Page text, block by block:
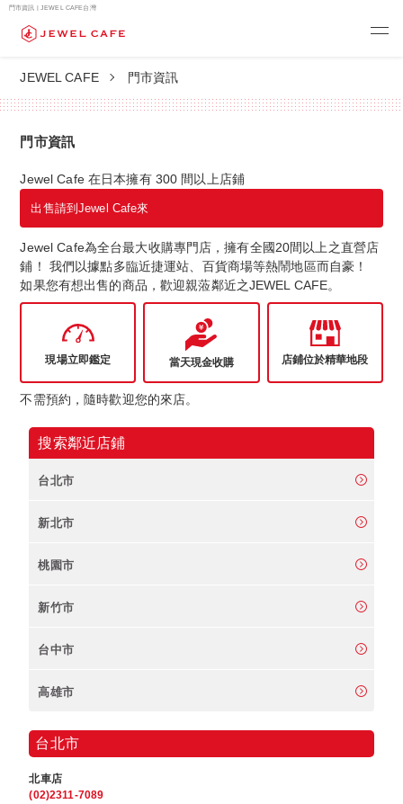
門市資訊 | JEWEL CAFE台灣
JEWEL CAFE 門市資訊
門市資訊
Jewel Cafe 在日本擁有 300 間以上店鋪
出售請到Jewel Cafe來
Jewel Cafe為全台最大收購專門店，擁有全國20間以上之直營店
鋪！ 我們以據點多臨近捷運站、百貨商場等熱鬧地區而自豪！
如果您有想出售的商品，歡迎親蒞鄰近之JEWEL CAFE。
現場立即鑑定 當天現金收購 店鋪位於精華地段
不需預約，隨時歡迎您的來店。
搜索鄰近店鋪
台北市
新北市
桃園市
新竹市
台中市
高雄市
台北市
北車店
(02)2311-7089